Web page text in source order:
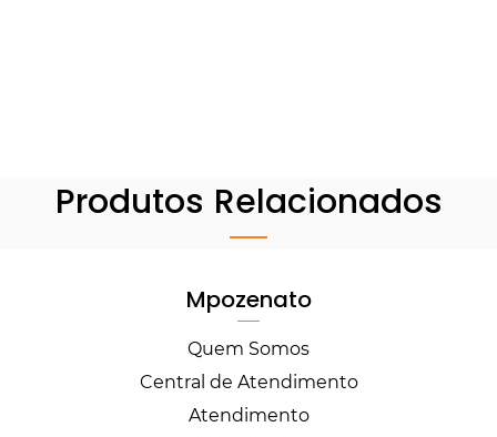
Produtos Relacionados
Mpozenato
Quem Somos
Central de Atendimento
Atendimento